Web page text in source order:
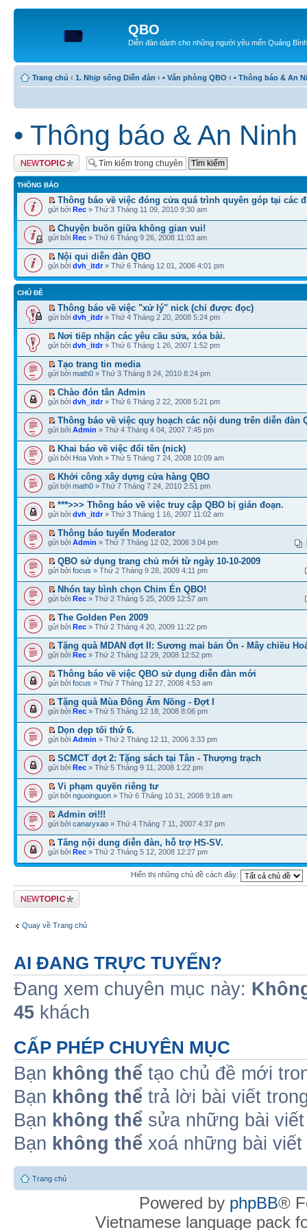
QBO
Diễn đàn dành cho những người yêu mến Quảng Bình
Trang chủ ‹ 1. Nhịp sống Diễn đàn ‹ • Văn phòng QBO ‹ • Thông báo & An
• Thông báo & An Ninh
Tạo chủ đề mới
THÔNG BÁO
Thông báo về việc đóng cửa quá trình quyên góp tại các
gửi bởi Rec » Thứ 3 Tháng 11 09, 2010 9:30 am
Chuyện buồn giữa không gian vui!
gửi bởi Rec » Thứ 6 Tháng 9 26, 2008 11:03 am
Nội qui diễn đàn QBO
gửi bởi dvh_itdr» Thứ 6 Tháng 12 01, 2006 4:01 pm
CHỦ ĐỀ
Thông báo về việc "xử lý" nick (chỉ được đọc)
gửi bởi dvh_itdr » Thứ 4 Tháng 2 20, 2008 5:24 pm
Nơi tiếp nhận các yêu cầu sửa, xóa bài.
gửi bởi dvh_itdr» Thứ 6 Tháng 1 26, 2007 1:52 pm
Tạo trang tin media
gửi bởi math0 » Thứ 3 Tháng 8 24, 2010 8:24 pm
Chào đón tân Admin
gửi bởi dvh_itdr» Thứ 6 Tháng 2 22, 2008 5:21 pm
Thông báo về việc quy hoạch các nội dung trên diễn đàn
gửi bởi Admin » Thứ 4 Tháng 4 04, 2007 7:45 pm
Khai báo về việc đổi tên (nick)
gửi bởi Hoa Vinh » Thứ 5 Tháng 7 24, 2008 10:09 am
Khởi công xây dựng cửa hàng QBO
gửi bởi math0 » Thứ 7 Tháng 7 24, 2010 2:51 pm
***>>> Thông báo về việc truy cập QBO bị gián đoạn.
gửi bởi dvh_itdr» Thứ 3 Tháng 1 16, 2007 11:02 am
Thông báo tuyển Moderator
gửi bởi Admin » Thứ 7 Tháng 12 02, 2006 3:04 pm
QBO sử dụng trang chủ mới từ ngày 10-10-2009
gửi bởi focus » Thứ 2 Tháng 9 28, 2009 4:11 pm
Nhón tay bình chọn Chim Én QBO!
gửi bởi Rec » Thứ 2 Tháng 5 25, 2009 12:57 am
The Golden Pen 2009
gửi bởi Rec » Thứ 2 Tháng 4 20, 2009 11:22 pm
Tặng quà MDAN đợt II: Sương mai bản Ón - Mây chiều
gửi bởi Rec » Thứ 2 Tháng 12 29, 2008 12:52 pm
Thông báo về việc QBO sử dụng diễn đàn mới
gửi bởi focus » Thứ 7 Tháng 12 27, 2008 4:53 am
Tặng quà Mùa Đông Ấm Nồng - Đợt I
gửi bởi Rec » Thứ 5 Tháng 12 18, 2008 8:06 pm
Dọn dẹp tối thứ 6.
gửi bởi Admin » Thứ 2 Tháng 12 11, 2006 3:33 pm
SCMCT đợt 2: Tặng sách tại Tân - Thượng trạch
gửi bởi Rec » Thứ 5 Tháng 9 11, 2008 1:22 pm
Vi phạm quyền riêng tư
gửi bởi nguoinguon » Thứ 6 Tháng 10 31, 2008 9:18 am
Admin ơi!!!
gửi bởi canaryxao » Thứ 4 Tháng 7 11, 2007 4:37 pm
Tăng nội dung diễn đàn, hỗ trợ HS-SV.
gửi bởi Rec » Thứ 2 Tháng 5 12, 2008 12:27 pm
Hiển thị những chủ đề cách đây:
Tạo chủ đề mới
Quay về Trang chủ
AI ĐANG TRỰC TUYẾN?
Đang xem chuyên mục này:
45 khách
CẤP PHÉP CHUYÊN MỤC
Bạn không thể tạo chủ đề mới
Bạn không thể trả lời bài viết
Bạn không thể sửa những bài
Bạn không thể xoá những bài
Trang chủ
Powered by phpBB®
Vietnamese language pack